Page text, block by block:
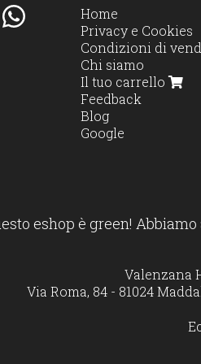
Home
Privacy e Cookies
Condizioni di
Chi siamo
Il tuo carrello
Feedback
Blog
Google
eshop è green!
Valenzana
Via Roma, 84 - 81024